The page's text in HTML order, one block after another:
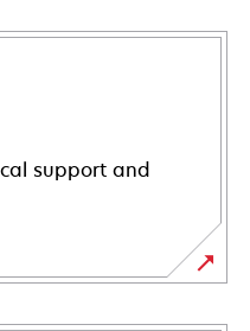
support and